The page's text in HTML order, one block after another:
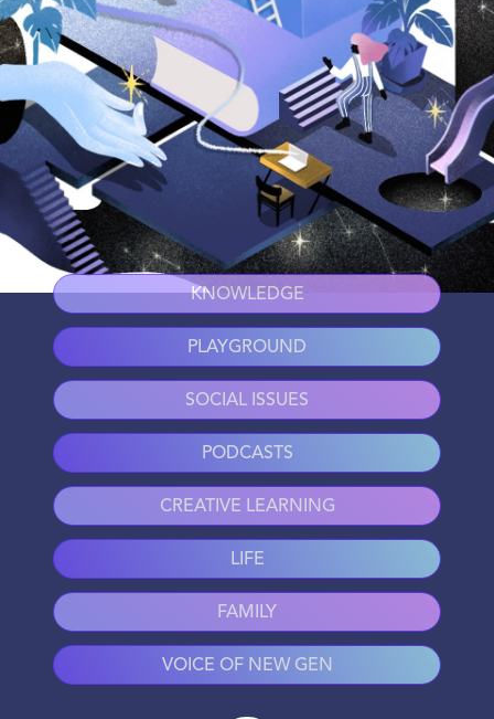
KNOWLEDGE
PLAYGROUND
SOCIAL ISSUES
PODCASTS
CREATIVE LEARNING
LIFE
FAMILY
VOICE OF NEW GEN